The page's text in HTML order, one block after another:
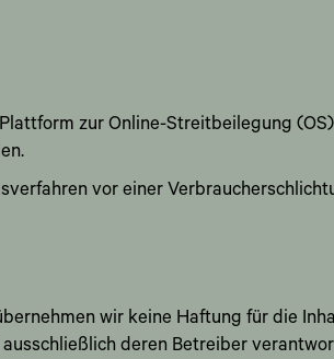
zur Online-Streitbeilegung
vor einer
wir keine Haftung für die
deren Betreiber